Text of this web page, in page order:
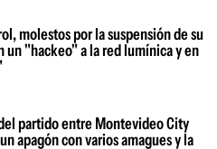
molestos por la suspensión de su
un "hackeo" a la red lumínica y en
partido entre Montevideo City
apagón con varios amagues y la